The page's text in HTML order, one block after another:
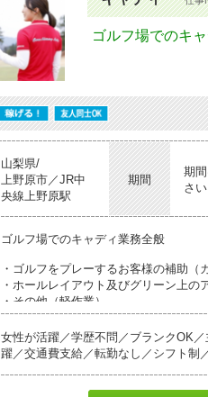
ゴルフ場でのキ
山梨県/
上野原市／JR中
央線上野原駅
期間
期
さい
ゴルフ場でのキャディ業務全般
・ゴルフをプレーするお客様の補助（
・ホールレイアウト及びグリーン上の
・その他（軽作業）
※屋外での業務が主であり、ゴルフバ
※研修制度がありますので、未経験の
女性が活躍／学歴不問／ブランクOK
躍／交通費支給／転勤なし／シフト制